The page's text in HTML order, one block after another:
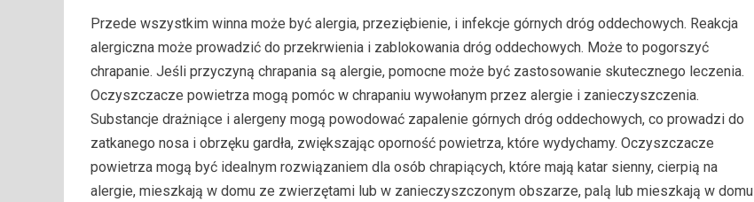
Przede wszystkim winna może być alergia, przeziębienie, i infekcje górnych dróg oddechowych. Reakcja
alergiczna może prowadzić do przekrwienia i zablokowania dróg oddechowych. Może to pogorszyć
chrapanie. Jeśli przyczyną chrapania są alergie, pomocne może być zastosowanie skutecznego leczenia.
Oczyszczacze powietrza mogą pomóc w chrapaniu wywołanym przez alergie i zanieczyszczenia.
Substancje drażniące i alergeny mogą powodować zapalenie górnych dróg oddechowych, co prowadzi do
zatkanego nosa i obrzęku gardła, zwiększając oporność powietrza, które wydychamy. Oczyszczacze
powietrza mogą być idealnym rozwiązaniem dla osób chrapiących, które mają katar sienny, cierpią na
alergie, mieszkają w domu ze zwierzętami lub w zanieczyszczonym obszarze, palą lub mieszkają w domu